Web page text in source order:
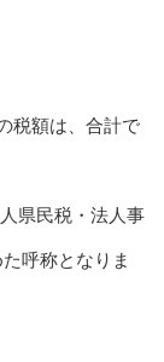
税額は、合計で
県民税・法人事
呼称となりま